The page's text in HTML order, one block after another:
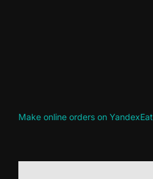
Make online orders on